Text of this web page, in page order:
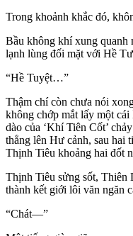
Trong khoảnh khắc đó,
Bầu không khí xung quanh
lạnh lùng đối mặt với Hề
“Hề Tuyệt…”
Thậm chí còn chưa nói
không chớp mắt lấy một
dào của ‘Khí Tiên Cốt’
thẳng lên Hư cảnh, sau hai
Thịnh Tiêu khoảng hai đốt
Thịnh Tiêu sửng sốt, Thiên
thành kết giới lôi văn ngăn
“Chát—”